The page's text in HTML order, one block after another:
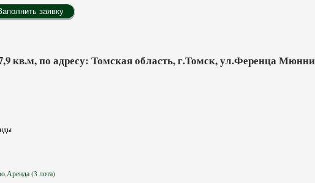
заявку
кв.м, по адресу: Томская область, г.Томск, ул.Ференца
(3 лота)